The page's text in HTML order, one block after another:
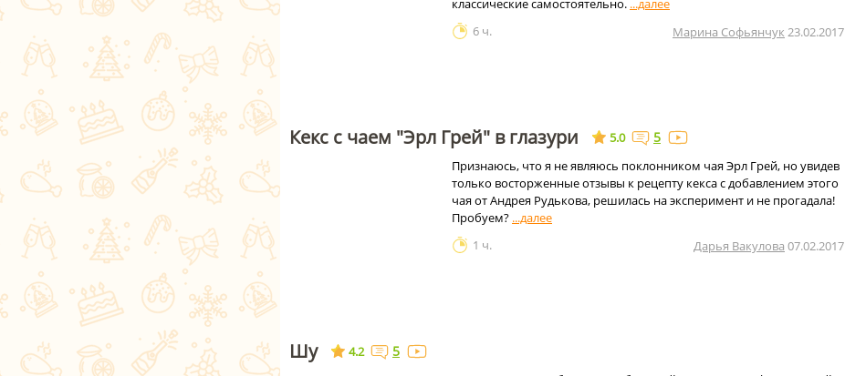
классические самостоятельно.
6 ч.
Марина Софьянчук 23.02.2017
Кекс с чаем "Эрл Грей" в глазури 5.0 5
Признаюсь, что я не являюсь поклонником чая Эрл Грей, но увидев
только восторженные отзывы к рецепту кекса с добавлением этого
чая от Андрея Рудькова, решилась на эксперимент и не прогадала!
Пробуем?
1 ч.
Дарья Вакулова 07.02.2017
Шу 4.2 5